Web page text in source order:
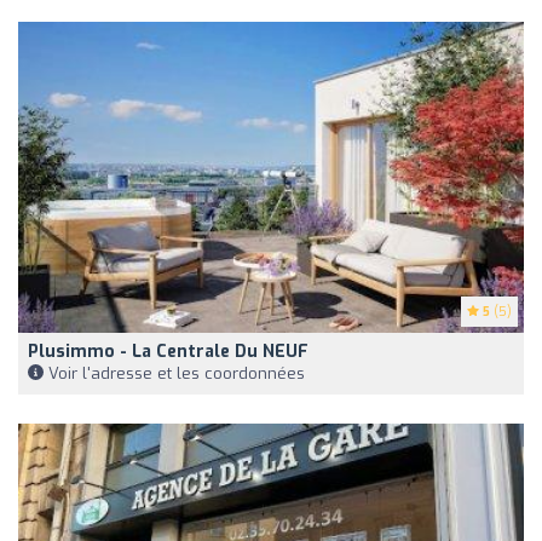
5 (5)
Plusimmo - La Centrale Du NEUF
Voir l'adresse et les coordonnées